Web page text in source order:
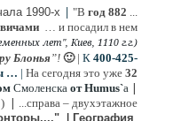
1990-х | "В год 882 ...
… и посадил в нем
лет", Киев, 1110 г.г.)
Блонья”! 🙂| К 400-425-
… | На сегодня это уже 32
Смоленска от Humus`a |
| ...справа – двухэтажное
Гeография